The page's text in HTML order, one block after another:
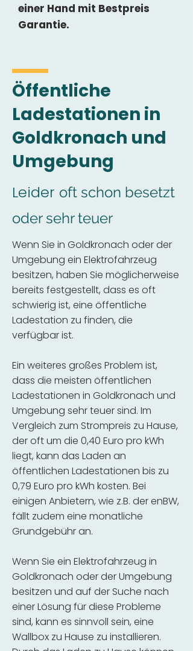
einer Hand mit Bestpreis
Garantie.
Öffentliche
Ladestationen in
Goldkronach und
Umgebung
Leider oft schon besetzt
oder sehr teuer
Wenn Sie in Goldkronach oder der
Umgebung ein Elektrofahrzeug
besitzen, haben Sie möglicherweise
bereits festgestellt, dass es oft
schwierig ist, eine öffentliche
Ladestation zu finden, die
verfügbar ist.
Ein weiteres großes Problem ist,
dass die meisten öffentlichen
Ladestationen in Goldkronach und
Umgebung sehr teuer sind. Im
Vergleich zum Strompreis zu Hause,
der oft um die 0,40 Euro pro kWh
liegt, kann das Laden an
öffentlichen Ladestationen bis zu
0,79 Euro pro kWh kosten. Bei
einigen Anbietern, wie z.B. der enBW,
fällt zudem eine monatliche
Grundgebühr an.
Wenn Sie ein Elektrofahrzeug in
Goldkronach oder der Umgebung
besitzen und auf der Suche nach
einer Lösung für diese Probleme
sind, kann es sinnvoll sein, eine
Wallbox zu Hause zu installieren.